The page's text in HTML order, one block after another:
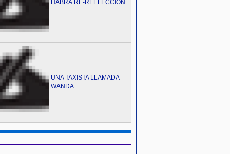
HABRÁ RE-REELECCIÓN
UNA TAXISTA LLAMADA
WANDA